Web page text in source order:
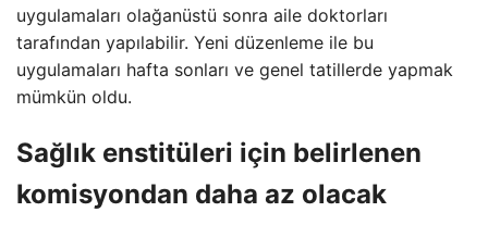
uygulamaları olağanüstü sonra aile doktorları
tarafından yapılabilir. Yeni düzenleme ile bu
uygulamaları hafta sonları ve genel tatillerde yapmak
mümkün oldu.
Sağlık enstitüleri için belirlenen
komisyondan daha az olacak